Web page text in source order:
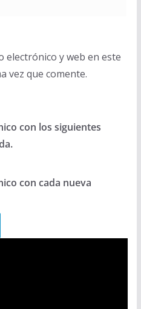
electrónico y web en este
vez que comente.
con los siguientes
con cada nueva